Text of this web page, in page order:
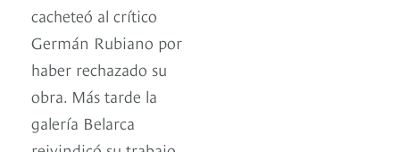
cacheteó al crítico
Germán Rubiano por
haber rechazado su
obra. Más tarde la
galería Belarca